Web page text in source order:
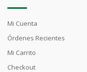
Mi Cuenta
Órdenes Recientes
Mi Carrito
Checkout